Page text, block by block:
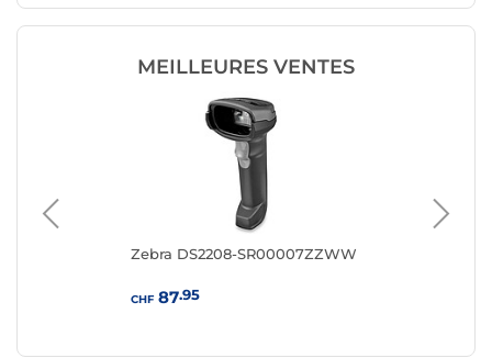
MEILLEURES VENTES
Zebra DS2208-SR00007ZZWW
CHF87.95